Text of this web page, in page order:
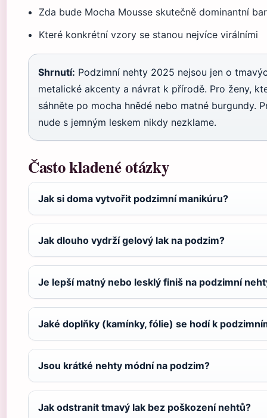
Zda bude Mocha Mousse skutečně dominantní
Které konkrétní vzory se stanou nejvíce virálními
Shrnutí: Podzimní nehty 2025 nejsou jen o
metalické akcenty a návrat k přírodě. Pro ženy,
sáhněte po mocha hnědé nebo matné burgundy.
nude s jemným leskem nikdy nezklame.
Často kladené otázky
Jak si doma vytvořit podzimní manikúru?
Jak dlouho vydrží gelový lak na podzim?
Je lepší matný nebo lesklý finiš na podzimní
Jaké doplňky (kamínky, fólie) se hodí k
Jsou krátké nehty módní na podzim?
Jak odstranit tmavý lak bez poškození nehtů?